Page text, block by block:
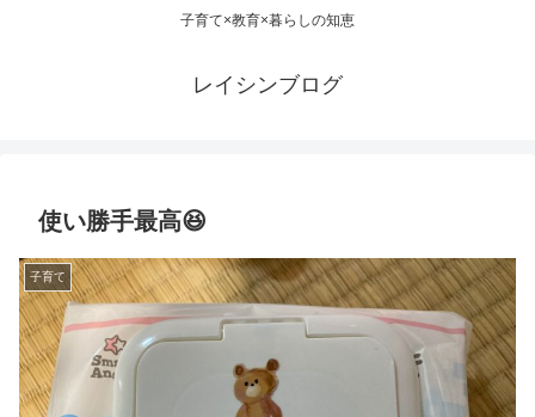
子育て×教育×暮らしの知恵
レイシンブログ
使い勝手最高😆
子育て